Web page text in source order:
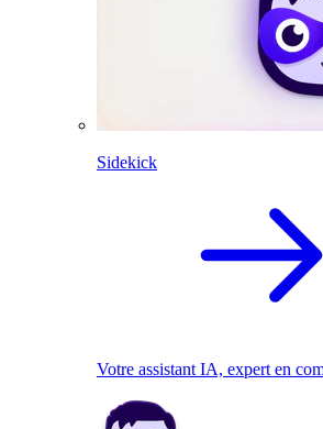
Sidekick
Votre assistant IA, expert en